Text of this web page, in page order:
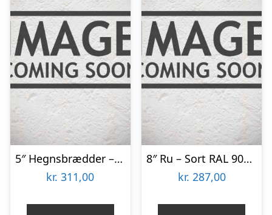
5″ Hegnsbrædder – Sort RAL 9005 20×120 Færdigmalet
kr. 311,00
8″ Ru – Sort RAL 9005 22×200 Færdigmalet Træbeklædning
kr. 287,00